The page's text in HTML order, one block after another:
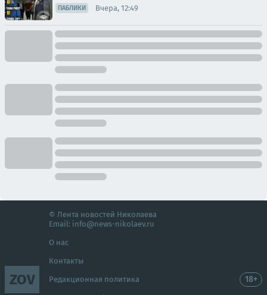
ПАБЛИКИ Вчера, 12:49
ZOV
© Лента новостей Николаева
Email: info@news-nikolaev.ru
О нас
Контакты
Редакционная политика 18+